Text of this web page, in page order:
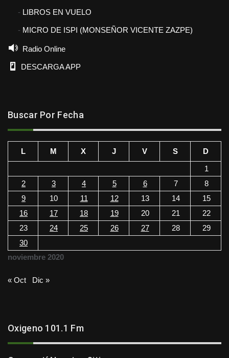
LIBROS EN VUELO
MICRO DE ISPI (MONSEÑOR VICENTE ZAZPE)
Radio Online
DESCARGA APP
Buscar Por Fecha
noviembre 2020
L M X J V S
D
1
2
3 4 5 6 7
8
9
10 11 12 13 14
15
16
17 18 19 20 21
22
23
24 25 26 27 28
29
30
« Oct Dic »
Oxigeno 101.1 Fm